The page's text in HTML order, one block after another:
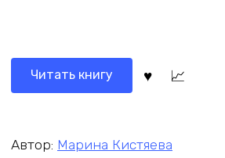
Читать книгу
Автор: Марина Кистяева